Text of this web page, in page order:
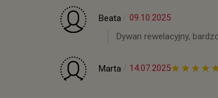
Beata
09.10.2025
Dywan rewelacyjny,
Marta 14.07.2025